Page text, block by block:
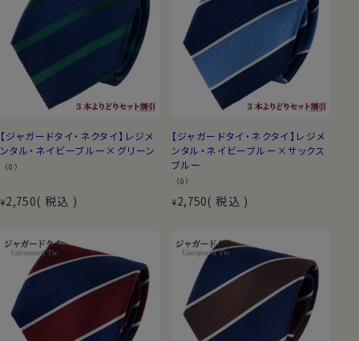
【ジャガードタイ・ネクタイ】レジメ
ンタル・ネイビーブルー×グリーン
（0）
¥2,750 税込
【ジャガードタイ・ネクタイ】レジメ
ンタル・ネイビーブルー×サックス
ブルー
（0）
¥2,750 税込